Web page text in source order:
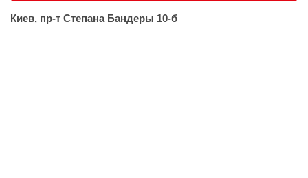
Киев, пр-т Степана Бандеры 10-б